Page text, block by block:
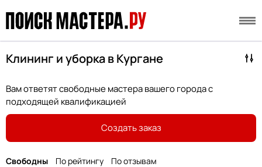
Клининг и уборка в Кургане
Вам ответят свободные мастера вашего города с
подходящей квалификацией
Создать заказ
Свободны По рейтингу По отзывам